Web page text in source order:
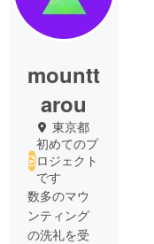
mountt
arou
東京都
初めてのプ
ロジェクト
です
数多のマウ
ンティング
の洗礼を受